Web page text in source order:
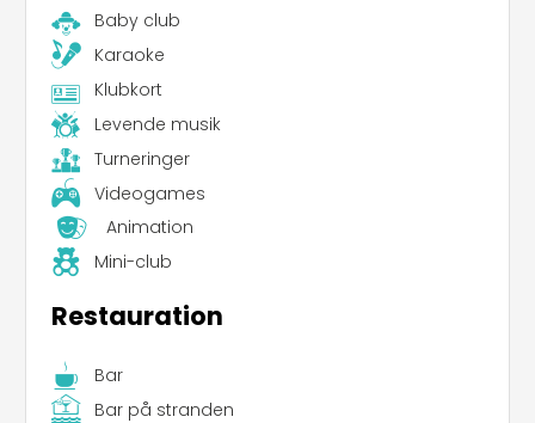
Baby club
Karaoke
Klubkort
Levende musik
Turneringer
Videogames
Animation
Mini-club
Restauration
Bar
Bar på stranden